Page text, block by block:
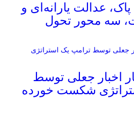
عدالت یارانه‌ای و
سه محور تحول
اخبار جعلی توسط
شکست خورده